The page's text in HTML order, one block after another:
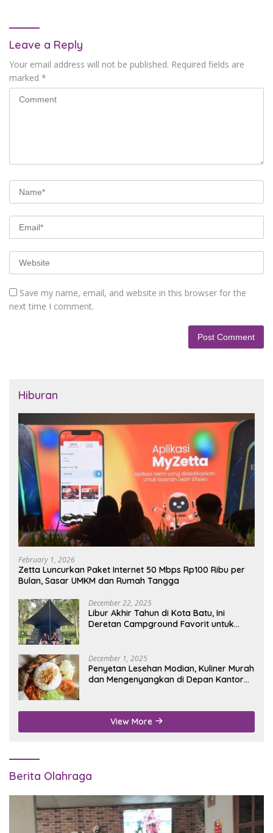
Leave a Reply
Your email address will not be published. Required fields are
marked *
Save my name, email, and website in this browser for the
next time I comment.
Hiburan
February 1, 2026
Zetta Luncurkan Paket Internet 50 Mbps Rp100 Ribu per
Bulan, Sasar UMKM dan Rumah Tangga
December 22, 2025
Libur Akhir Tahun di Kota Batu, Ini
Deretan Campground Favorit untuk
December 1, 2025
Penyetan Lesehan Modian, Kuliner Murah
dan Mengenyangkan di Depan Kantor
View More
Berita Olahraga